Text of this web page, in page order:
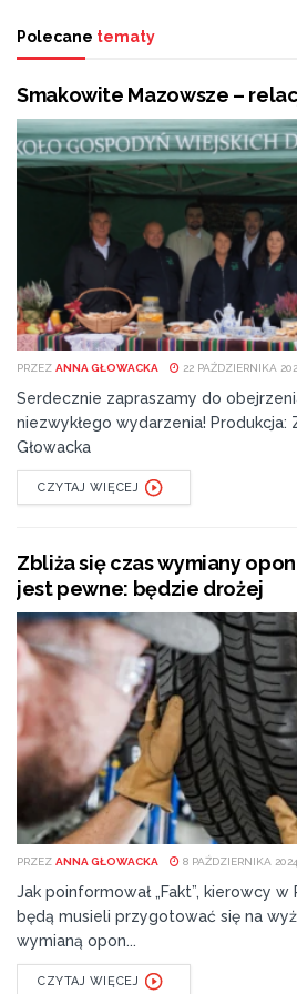
Polecane tematy
Smakowite Mazowsze –
PRZEZ ANNA GŁOWACKA 22 PAŹDZIERNIKA
Serdecznie zapraszamy do
niezwykłego wydarzenia! Produkcja:
Głowacka
CZYTAJ WIĘCEJ
Zbliża się czas wymiany
jest pewne: będzie drożej
PRZEZ ANNA GŁOWACKA 8 PAŹDZIERNIKA 2024
Jak poinformował „Fakt”, kierowcy
będą musieli przygotować się na
wymianą opon...
CZYTAJ WIĘCEJ